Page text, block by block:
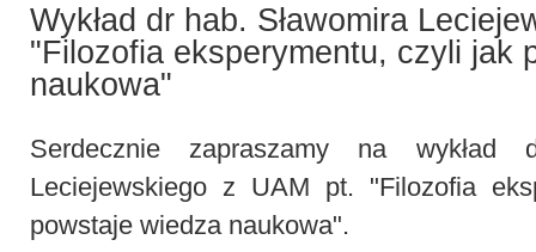
Wykład dr hab. Sławomira
"Filozofia eksperymentu, czyli jak
naukowa"
Serdecznie zapraszamy na wykład
Leciejewskiego z UAM pt. "Filozofia
powstaje wiedza naukowa".